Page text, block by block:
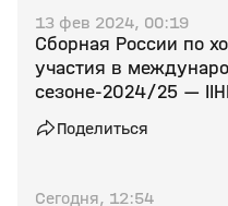
13 фев 2024, 00:19
Сборная России по
участия в
сезоне-2024/25 —
Поделиться
Сегодня, 12:54